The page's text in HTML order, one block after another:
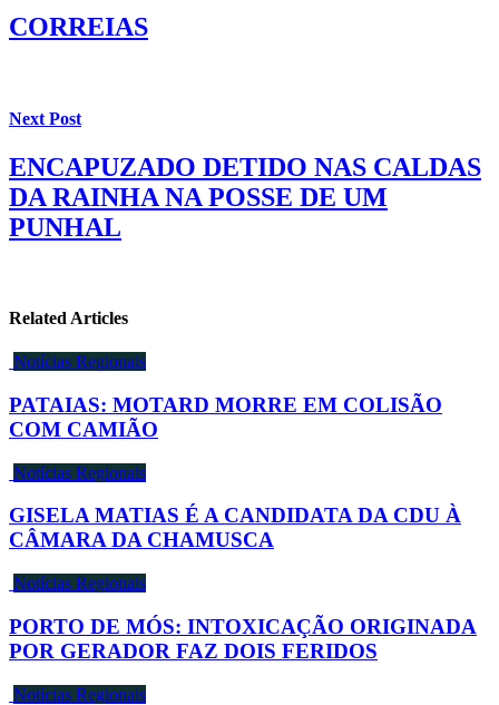
CORREIAS
Next Post
ENCAPUZADO DETIDO NAS CALDAS
DA RAINHA NA POSSE DE UM
PUNHAL
Related Articles
Notícias Regionais
PATAIAS: MOTARD MORRE EM COLISÃO
COM CAMIÃO
Notícias Regionais
GISELA MATIAS É A CANDIDATA DA CDU À
CÂMARA DA CHAMUSCA
Notícias Regionais
PORTO DE MÓS: INTOXICAÇÃO ORIGINADA
POR GERADOR FAZ DOIS FERIDOS
Notícias Regionais